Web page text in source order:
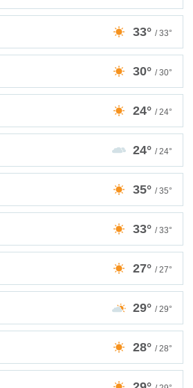
33° / 33°
30° / 30°
24° / 24°
24° / 24°
35° / 35°
33° / 33°
27° / 27°
29° / 29°
28° / 28°